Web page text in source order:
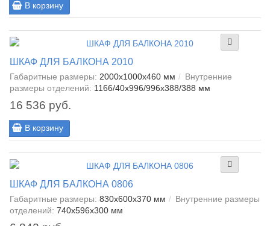
В корзину
ШКАФ ДЛЯ БАЛКОНА 2010
Габаритные размеры: 2000x1000x460 мм
Внутренние
размеры отделений: 1166/40x996/996x388/388 мм
16 536 руб.
В корзину
ШКАФ ДЛЯ БАЛКОНА 0806
Габаритные размеры: 830x600x370 мм
Внутренние размеры
отделений: 740x596x300 мм